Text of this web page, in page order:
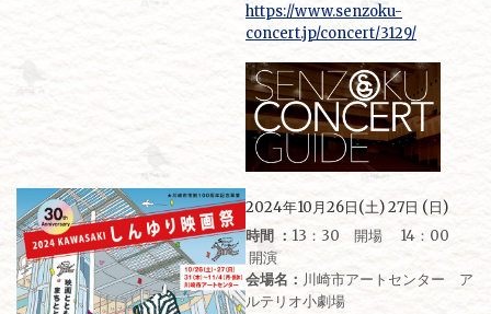
https://www.senzoku-
concert.jp/concert/3129/
2024年10月26日(土) 27日 (日)
時間 ： 13：30 開場 14：00
開演
会場名： 川崎市アートセンター ア
ルテリオ小劇場